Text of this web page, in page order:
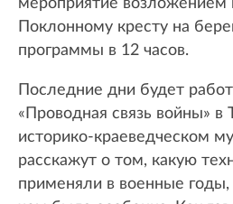
мероприятие возложением
Поклонному кресту на
программы в 12 часов.
Последние дни будет
«Проводная связь войны» в
историко-краеведческом
расскажут о том, какую
применяли в военные годы,